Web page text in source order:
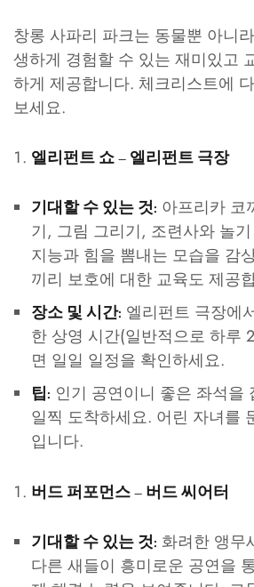
창롱 사파리 파크는 동물뿐 아니
생하게 경험할 수 있는 재미있고
하게 제공합니다. 체크리스트에
보세요.
엘리펀트 쇼 – 엘리펀트 극장
기대할 수 있는 것: 아프리카 코
기, 그림 그리기, 조련사와 놀
지능과 힘을 뽐내는 모습을 감
끼리 보호에 대한 교육도 제공
장소 및 시간: 엘리펀트 극장에
한 상영 시간(일반적으로 하루
면 일일 일정을 확인하세요.
팁: 인기 공연이니 좋은 좌석을
일찍 도착하세요. 어린 자녀를
입니다.
버드 퍼포먼스 – 버드 씨어터
기대할 수 있는 것: 화려한 앵무
다른 새들이 흥미로운 공연을